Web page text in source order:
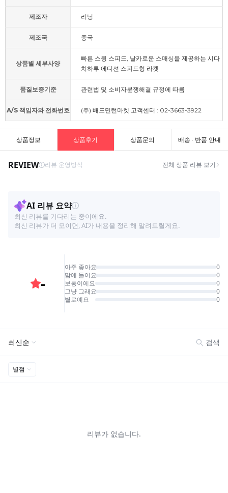
제조자 리닝
제조국 중국
상품별 세부사양
빠른 스윙 스피드, 날카로운 스매싱을 제공하는 시다
치하루 에디션 스피드형 라켓
품질보증기준 관련법 및 소비자분쟁해결 규정에 따름
A/S 책임자와 전화번호 (주) 배드민턴마켓 고객센터 : 02-3663-3922
상품정보 상품후기 상품문의 배송 · 반품 안내